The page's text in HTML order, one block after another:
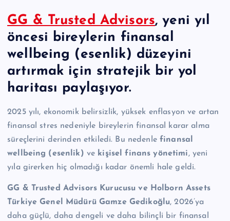
ri
n
M
e
r
k
e
zi
GG & Trusted Advisors, yeni yıl
öncesi bireylerin finansal
wellbeing (esenlik) düzeyini
artırmak için stratejik bir yol
haritası paylaşıyor.
2025 yılı, ekonomik belirsizlik, yüksek enflasyon ve artan
finansal stres nedeniyle bireylerin finansal karar alma
süreçlerini derinden etkiledi. Bu nedenle finansal
wellbeing (esenlik) ve kişisel finans yönetimi, yeni
yıla girerken hiç olmadığı kadar önemli hale geldi.
GG & Trusted Advisors Kurucusuve Holborn Assets
Türkiye Genel Müdürü Gamze Gedikoğlu, 2026’ya
daha güçlü, daha dengeli ve daha bilinçli bir finansal